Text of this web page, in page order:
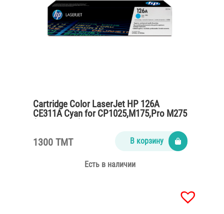
Cartridge Color LaserJet HP 126A
CE311A Cyan for CP1025,M175,Pro M275
1300 TMT В корзину
Есть в наличии